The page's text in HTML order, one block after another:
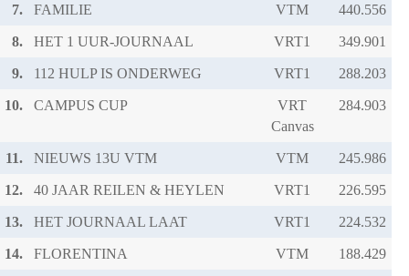
7. FAMILIE VTM
8. HET 1 UUR-JOURNAAL VRT1
9. 112 HULP IS ONDERWEG VRT1
10. CAMPUS CUP
VRT
Canvas
11. NIEUWS 13U VTM VTM
12. 40 JAAR REILEN & HEYLEN VRT1
13. HET JOURNAAL LAAT VRT1
14. FLORENTINA VTM